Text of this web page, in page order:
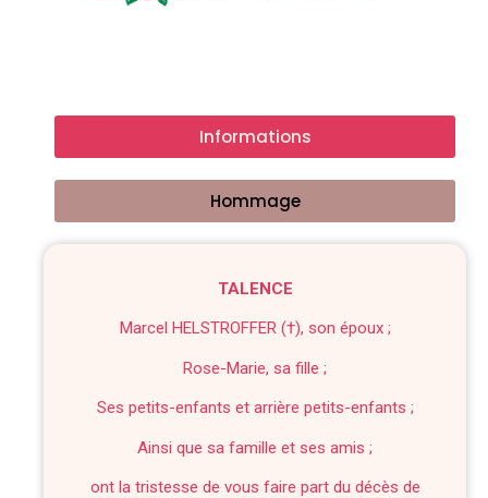
Informations
Hommage
TALENCE
Marcel HELSTROFFER (†), son époux ;
Rose-Marie, sa fille ;
Ses petits-enfants et arrière petits-enfants ;
Ainsi que sa famille et ses amis ;
ont la tristesse de vous faire part du décès de